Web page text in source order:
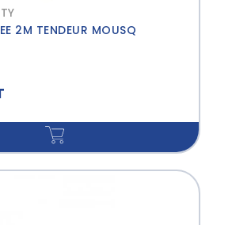
2M TENDEUR MOUSQ